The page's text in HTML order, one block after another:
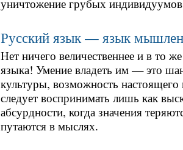
Русский язык — язык
Нет ничего величественнее и в то
языка! Умение владеть им — это
культуры, возможность
следует воспринимать лишь как
абсурдности, когда значения
путаются в мыслях.